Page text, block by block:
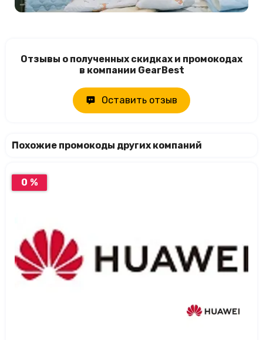
Отзывы о полученных скидках и промокодах
в компании GearBest
Оставить отзыв
Похожие промокоды других компаний
0 %